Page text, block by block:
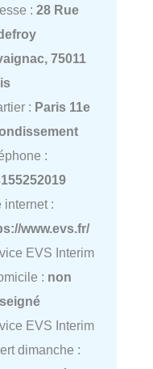
: 28 Rue
75011
: Paris 11e
:
internet :
www.evs.fr/
EVS Interim
: non
EVS Interim
dimanche :